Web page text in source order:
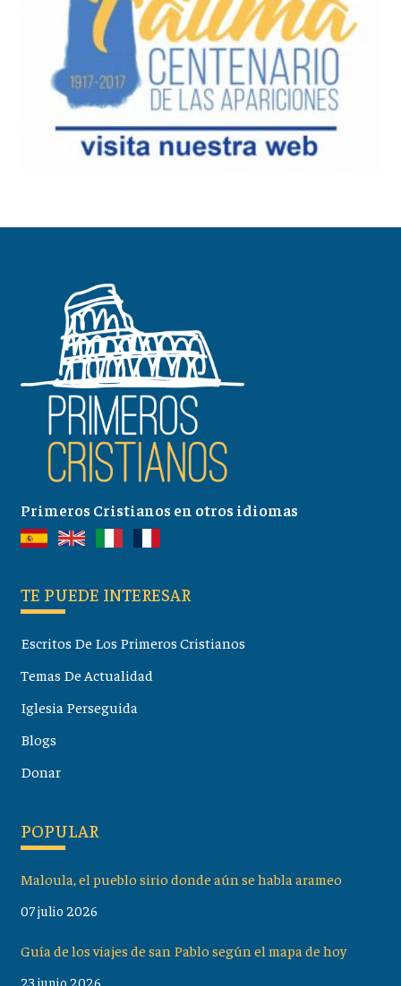
Primeros Cristianos en otros idiomas
TE PUEDE INTERESAR
Escritos De Los Primeros Cristianos
Temas De Actualidad
Iglesia Perseguida
Blogs
Donar
POPULAR
Maloula, el pueblo sirio donde aún se habla arameo
07 julio 2026
Guía de los viajes de san Pablo según el mapa de hoy
23 junio 2026